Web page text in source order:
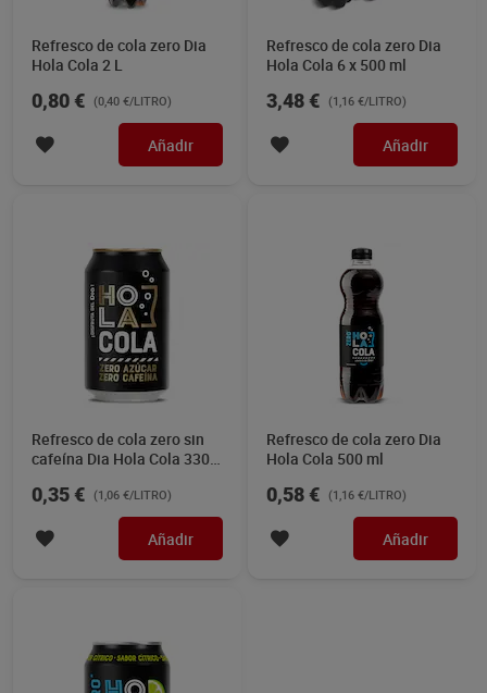
Refresco de cola zero Dia
Hola Cola 2 L
0,80 € (0,40 €/LITRO)
Añadir
Refresco de cola zero Dia
Hola Cola 6 x 500 ml
3,48 € (1,16 €/LITRO)
Añadir
Refresco de cola zero sin
cafeína Dia Hola Cola 330
0,35 € (1,06 €/LITRO)
Añadir
Refresco de cola zero Dia
Hola Cola 500 ml
0,58 € (1,16 €/LITRO)
Añadir